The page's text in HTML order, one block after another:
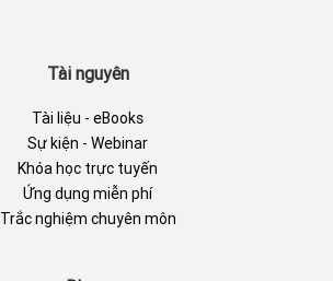
Tài nguyên
Tài liệu - eBooks
Sự kiện - Webinar
Khóa học trực tuyến
Ứng dụng miễn phí
Trắc nghiệm chuyên môn